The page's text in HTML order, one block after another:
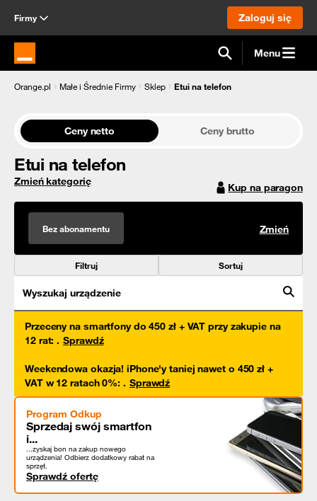
Firmy Zaloguj się
Strona główna Orange.pl Menu
Orange.pl Małe i Średnie Firmy Sklep Etui na telefon
Ceny netto Ceny brutto
Etui na telefon
Zmień kategorię Kup na paragon
Bez abonamentu Zmień
Filtruj Sortuj
Wyszukaj urządzenie
Przeceny na smartfony do 450 zł + VAT przy zakupie na
12 rat: . Sprawdź
Weekendowa okazja! iPhone'y taniej nawet o 450 zł +
VAT w 12 ratach 0%: . Sprawdź
Program Odkup
Sprzedaj swój smartfon
i...
...zyskaj bon na zakup nowego
urządzenia! Odbierz dodatkowy rabat na
sprzęt.
Sprawdź ofertę